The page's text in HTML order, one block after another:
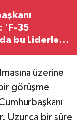
'F-35
bu Liderler
üzerine
görüşme
Uzunca bir süre